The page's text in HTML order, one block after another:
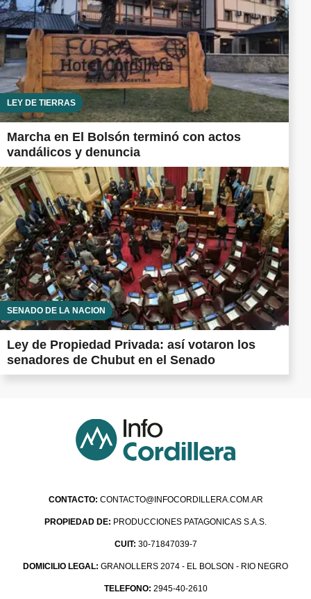
LEY DE TIERRAS
Marcha en El Bolsón terminó con actos
vandálicos y denuncia
SENADO DE LA NACIÓN
Ley de Propiedad Privada: así votaron los
senadores de Chubut en el Senado
CONTACTO: CONTACTO@INFOCORDILLERA.COM.AR
PROPIEDAD DE: PRODUCCIONES PATAGONICAS S.A.S.
CUIT: 30-71847039-7
DOMICILIO LEGAL: GRANOLLERS 2074 - EL BOLSON - RIO NEGRO
TELEFONO: 2945-40-2610